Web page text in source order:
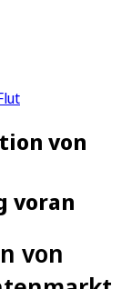
von
voran
von